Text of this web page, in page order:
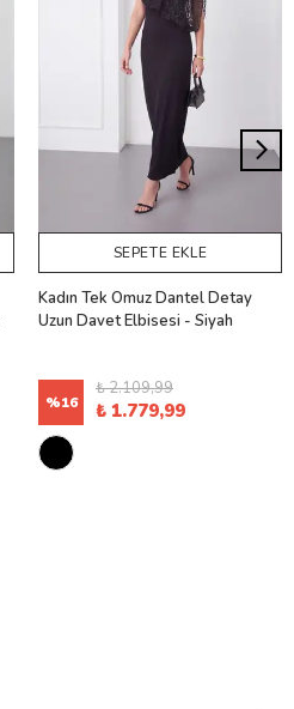
SEPETE EKLE
Kadın Tek Omuz Dantel Detay
Uzun Davet Elbisesi - Siyah
%16
₺ 2.109,99
₺ 1.779,99